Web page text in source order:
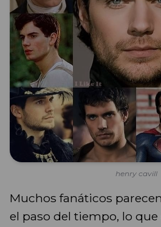
henry cavill
Muchos fanáticos
el paso del tiempo, lo